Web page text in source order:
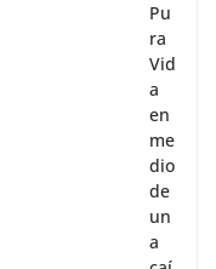
Pu
ra
Vid
a
en
me
dio
de
un
a